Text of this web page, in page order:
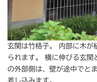
玄関は竹格子。 内部に木が
られます。 横に伸びる玄
の外部側は、壁が途中でと
差し込みます。